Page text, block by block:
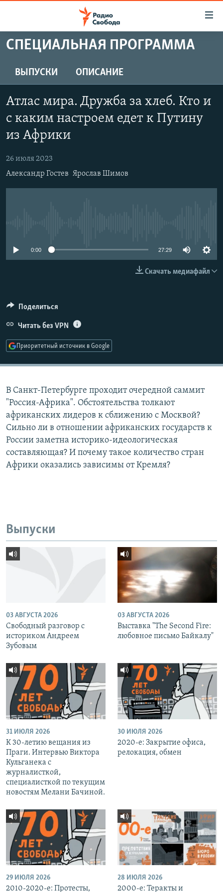
упрощенного
Вернуться
к
основному
Вернутся
навигации
Вернутся
ПРОГРАММЫ
ПОДКАСТЫ
ЦИТАТЫ СВОБОДЫ
МНЕНИЯ
КУЛЬТУРА
IDEL.РЕАЛИИ
КАВКАЗ.РЕАЛИИ
ПОДПИШИТЕСЬ НА РАССЫЛКУ
Все сайты РСЕ/РС
СПЕЦИАЛЬНАЯ ПРОГРАММА
ВЫПУСКИ ОПИСАНИЕ
Атлас мира. Дружба за хлеб. Кто и
с каким настроем едет к Путину
из Африки
26 июля 2023
Александр Гостев Ярослав Шимов
0:00 27:29
Скачать медиафайл
Поделиться
Читать без VPN
Приоритетный источник в Google
В Санкт-Петербурге проходит очередной саммит
"Россия-Африка". Обстоятельства толкают
африканских лидеров к сближению с Москвой?
Сильно ли в отношении африканских государств к
России заметна историко-идеологическая
составляющая? И почему такое количество стран
Африки оказались зависимы от Кремля?
Выпуски
03 АВГУСТА 2026
Свободный разговор с
историком Андреем
Зубовым
03 АВГУСТА 2026
Выставка "The Second Fire:
любовное письмо Байкалу"
31 ИЮЛЯ 2026
К 30-летию вещания из
Праги. Интервью Виктора
Кульганека с
журналисткой,
специалисткой по текущим
новостям Мелани Бачиной.
30 ИЮЛЯ 2026
2020-е: Закрытие офиса,
релокация, обмен
29 ИЮЛЯ 2026
2010-2020-е: Протесты,
28 ИЮЛЯ 2026
2000-е: Теракты и